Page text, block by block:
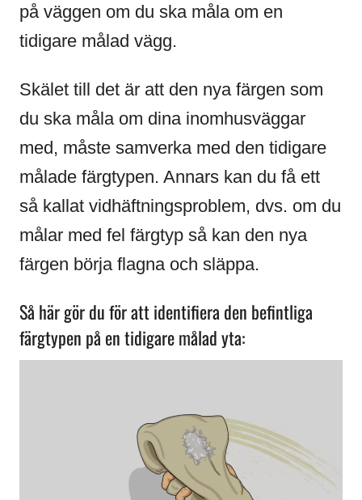
på väggen om du ska måla om en
tidigare målad vägg.
Skälet till det är att den nya färgen som
du ska måla om dina inomhusväggar
med, måste samverka med den tidigare
målade färgtypen. Annars kan du få ett
så kallat vidhäftningsproblem, dvs. om du
målar med fel färgtyp så kan den nya
färgen börja flagna och släppa.
Så här gör du för att identifiera den befintliga
färgtypen på en tidigare målad yta: